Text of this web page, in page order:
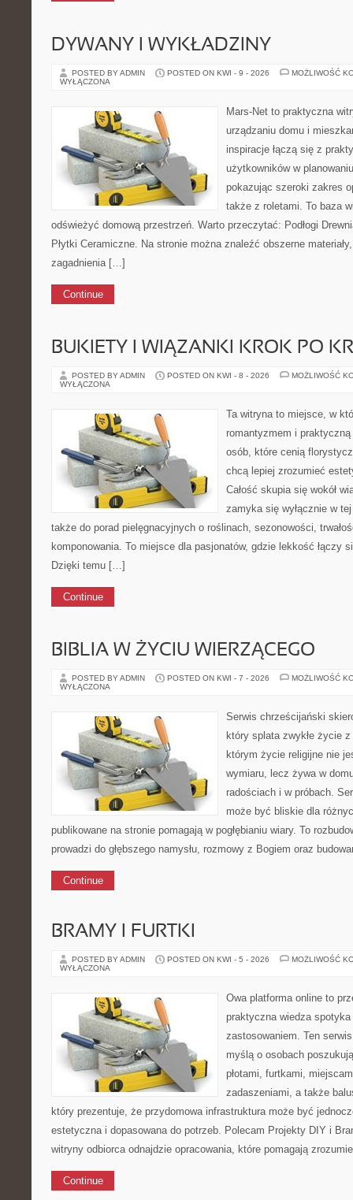
DYWANY I WYKŁADZINY
POSTED BY ADMIN POSTED ON KWI - 9 - 2026
MOŻLIWOŚĆ
WYŁĄCZONA
Mars-Net to praktyczna
urządzaniu domu i
inspiracje łączą się z
użytkowników w
pokazując szeroki zakres
także z roletami. To baza
odświeżyć domową przestrzeń. Warto przeczytać: Podłogi
Płytki Ceramiczne. Na stronie można znaleźć obszerne
zagadnienia […]
Continue
BUKIETY I WIĄZANKI KROK PO
POSTED BY ADMIN POSTED ON KWI - 8 - 2026
MOŻLIWOŚĆ
WYŁĄCZONA
Ta witryna to miejsce, w
romantyzmem i
osób, które cenią
chcą lepiej zrozumieć
Całość skupia się wokół
zamyka się wyłącznie w
także do porad pielęgnacyjnych o roślinach, sezonowości,
komponowania. To miejsce dla pasjonatów, gdzie lekkość łączy
Dzięki temu […]
Continue
BIBLIA W ŻYCIU WIERZĄCEGO
POSTED BY ADMIN POSTED ON KWI - 7 - 2026
MOŻLIWOŚĆ
WYŁĄCZONA
Serwis chrześcijański
który splata zwykłe życie
którym życie religijne nie
wymiaru, lecz żywa w
radościach i w próbach.
może być bliskie dla
publikowane na stronie pomagają w pogłębianiu wiary. To
prowadzi do głębszego namysłu, rozmowy z Bogiem oraz
Continue
BRAMY I FURTKI
POSTED BY ADMIN POSTED ON KWI - 5 - 2026
MOŻLIWOŚĆ
WYŁĄCZONA
Owa platforma online to
praktyczna wiedza
zastosowaniem. Ten
myślą o osobach
płotami, furtkami,
zadaszeniami, a także
który prezentuje, że przydomowa infrastruktura może być
estetyczna i dopasowana do potrzeb. Polecam Projekty DIY i
witryny odbiorca odnajdzie opracowania, które pomagają
Continue